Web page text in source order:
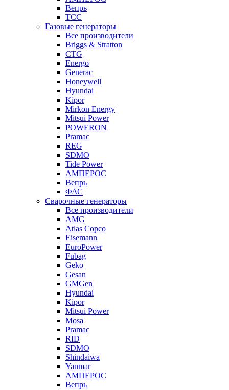
Вепрь
ТСС
Газовые генераторы
Все производители
Briggs & Stratton
CTG
Energo
Generac
Honeywell
Hyundai
Kipor
Mirkon Energy
Mitsui Power
POWERON
Pramac
REG
SDMO
Tide Power
АМПЕРОС
Вепрь
ФАС
Сварочные генераторы
Все производители
AMG
Atlas Copco
Eisemann
EuroPower
Fubag
Geko
Gesan
GMGen
Hyundai
Kipor
Mitsui Power
Mosa
Pramac
RID
SDMO
Shindaiwa
Yanmar
АМПЕРОС
Вепрь